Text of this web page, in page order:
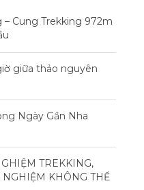
– Cung Trekking 972m
giữa thảo nguyên
Ngày Gần Nha
TREKKING,
KHÔNG THỂ